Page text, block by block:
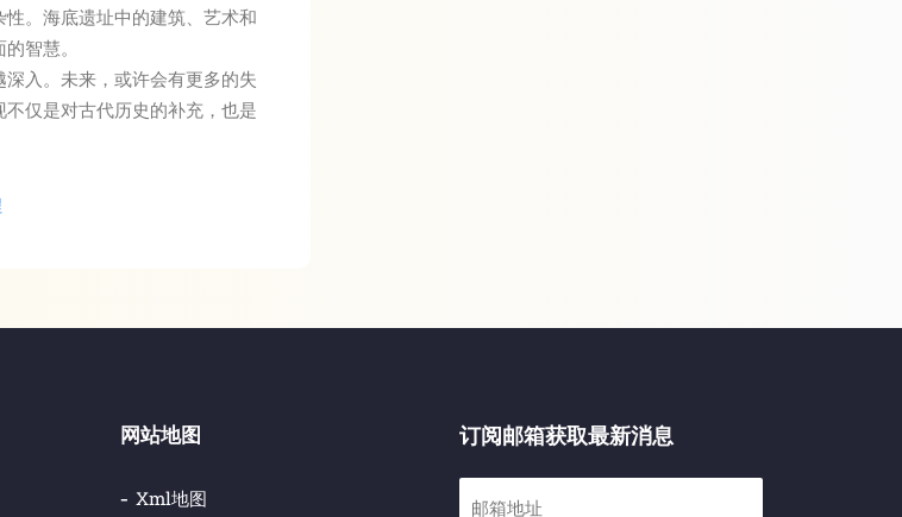
。海底遗址中的建筑、艺术和
智慧。
入。未来，或许会有更多的失
仅是对古代历史的补充，也是
网站地图
Xml地图
订阅邮箱获取最新消息